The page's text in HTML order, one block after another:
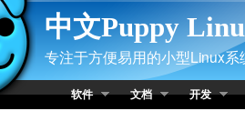
中文Puppy
专注于方便易用的小型Linux系
软件 文档 开发